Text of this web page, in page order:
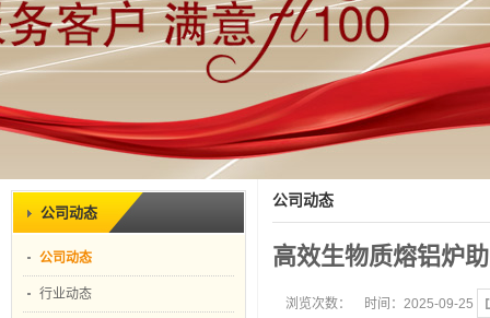
公司动态
公司动态
行业动态
公司动态
高效生物质熔铝炉
浏览次数： 时间：2025-09-25